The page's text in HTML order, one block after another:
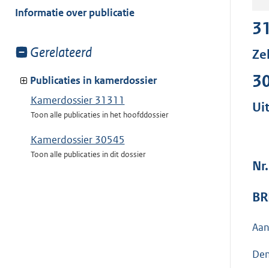
van:
Informatie over publicatie
Toon
van:
Gerelateerd
Publicaties in kamerdossier
Kamerdossier 31311
Toon alle publicaties in het hoofddossier
Kamerdossier 30545
Toon alle publicaties in dit dossier